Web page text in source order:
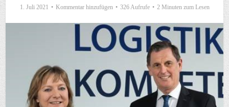
1. Juli 2021 Kommentar hinzufügen 326 Aufrufe 2 Minuten zum Lesen